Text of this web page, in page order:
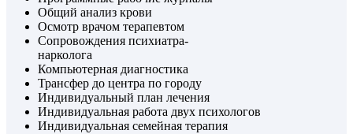
Общий анализ крови
Осмотр врачом терапевтом
Сопровождения психиатра-
нарколога
Компьютерная диагностика
Трансфер до центра по городу
Индивидуальный план лечения
Индивидуальная работа двух психологов
Индивидуальная семейная терапия